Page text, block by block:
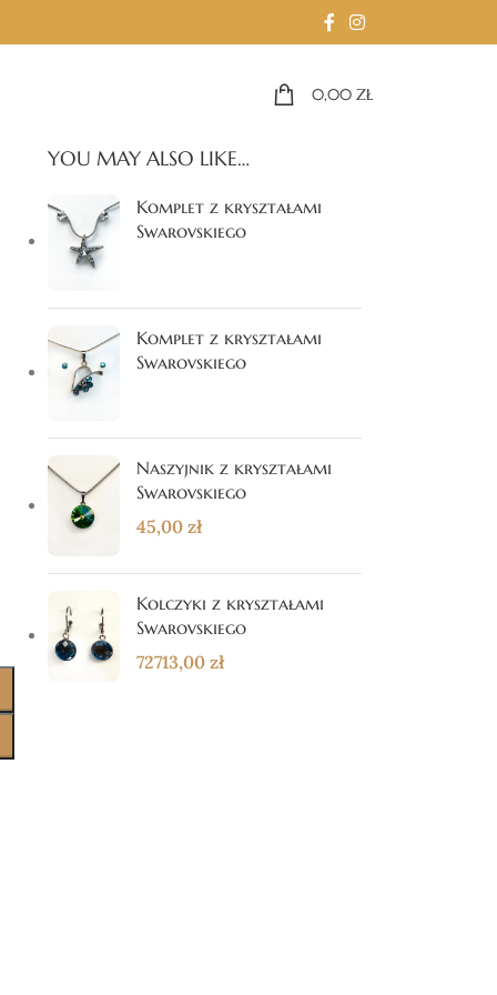
0,00 ZŁ
YOU MAY ALSO LIKE…
Komplet z kryształami
Swarovskiego
Komplet z kryształami
Swarovskiego
Naszyjnik z kryształami
Swarovskiego
45,00 zł
Kolczyki z kryształami
Swarovskiego
72713,00 zł